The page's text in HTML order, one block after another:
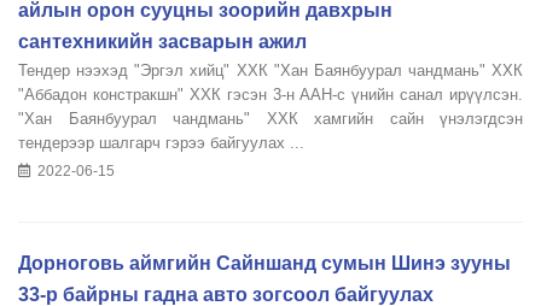
айлын орон сууцны зоорийн давхрын
сантехникийн засварын ажил
Тендер нээхэд "Эргэл хийц" ХХК "Хан Баянбуурал чандмань" ХХК
"Аббадон констракшн" ХХК гэсэн 3-н ААН-с үнийн санал ирүүлсэн.
"Хан Баянбуурал чандмань" ХХК хамгийн сайн үнэлэгдсэн
тендерээр шалгарч гэрээ байгуулах ...
2022-06-15
Дорноговь аймгийн Сайншанд сумын Шинэ зууны
33-р байрны гадна авто зогсоол байгуулах